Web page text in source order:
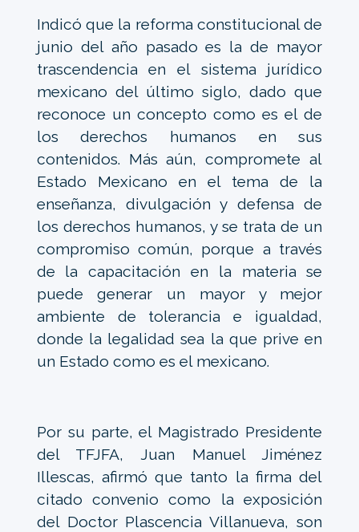
Indicó que la reforma constitucional de
junio del año pasado es la de mayor
trascendencia en el sistema jurídico
mexicano del último siglo, dado que
reconoce un concepto como es el de
los derechos humanos en sus
contenidos. Más aún, compromete al
Estado Mexicano en el tema de la
enseñanza, divulgación y defensa de
los derechos humanos, y se trata de un
compromiso común, porque a través
de la capacitación en la materia se
puede generar un mayor y mejor
ambiente de tolerancia e igualdad,
donde la legalidad sea la que prive en
un Estado como es el mexicano.
Por su parte, el Magistrado Presidente
del TFJFA, Juan Manuel Jiménez
Illescas, afirmó que tanto la firma del
citado convenio como la exposición
del Doctor Plascencia Villanueva, son